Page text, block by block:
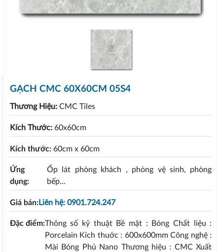
GẠCH CMC 60X60CM 05S4
Thương Hiệu: CMC Tiles
Kích Thước: 60x60cm
Kích thước: 60cm x 60cm
Ứng
dụng:
Ốp lát phòng khách , phòng vệ sinh, phòng
bếp...
Giá bán:Liên hệ: 0901.724.247
Đặc điểm:Thông số kỹ thuật Bề mặt : Bóng Chất liệu :
Porcelain Kích thuớc : 600x600mm Công nghệ :
Mài Bóng Phủ Nano Thương hiệu : CMC Xuất